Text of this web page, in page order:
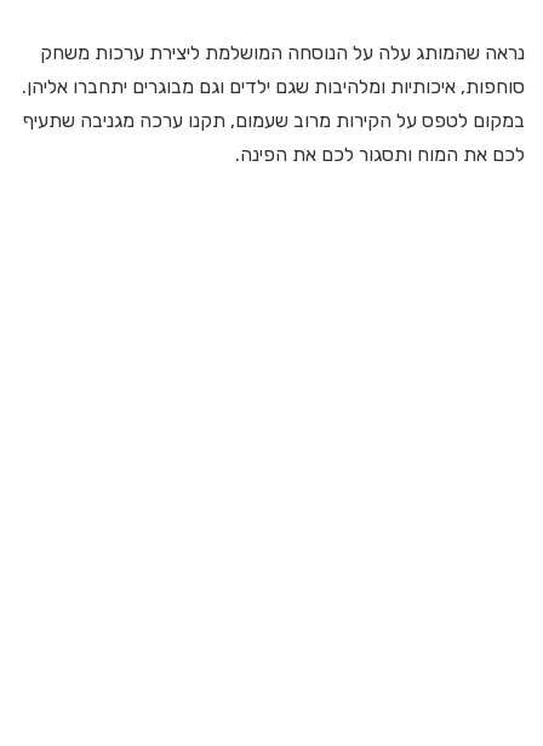
נראה שהמותג עלה על הנוסחה המושלמת ליצירת ערכות משחק
סוחפות, איכותיות ומלהיבות שגם ילדים וגם מבוגרים יתחברו אליהן.
במקום לטפס על הקירות מרוב שעמום, תקנו ערכה מגניבה שתעיף
לכם את המוח ותסגור לכם את הפינה.